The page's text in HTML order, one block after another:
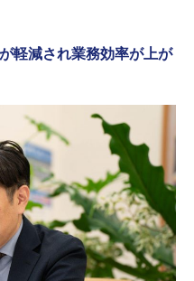
軽減され業務効率が上が